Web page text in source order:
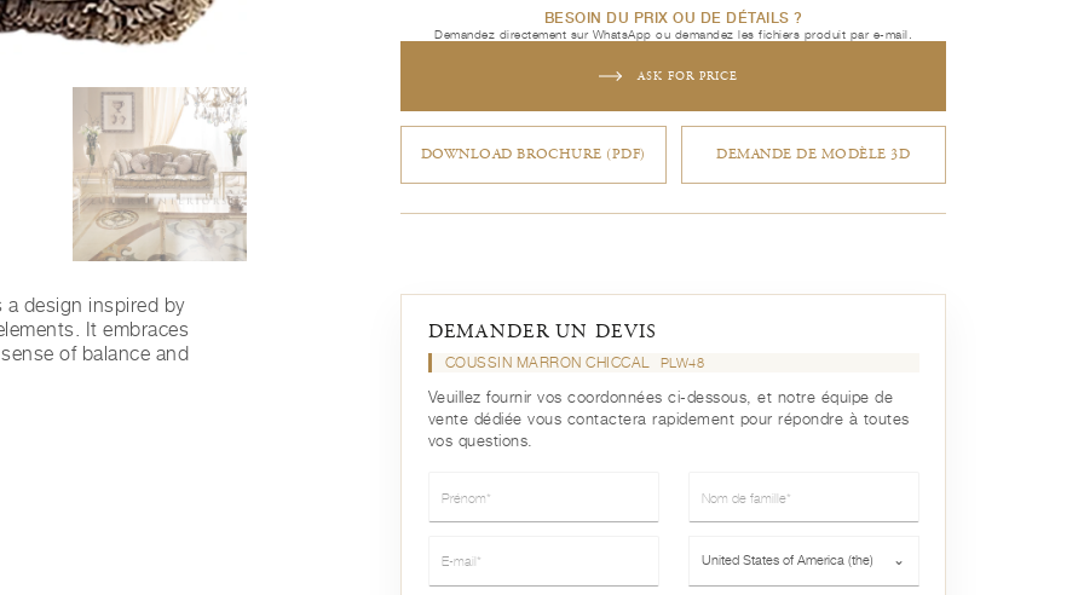
BESOIN DU PRIX OU DE DÉTAILS ?
Demandez directement sur WhatsApp ou demandez les fichiers produit par e-mail.
ASK FOR PRICE
DOWNLOAD BROCHURE (PDF) DEMANDE DE MODÈLE 3D
a design inspired by
It embraces
of balance and
DEMANDER UN DEVIS
COUSSIN MARRON CHICCAL PLW48
Veuillez fournir vos coordonnées ci-dessous, et notre équipe de
vente dédiée vous contactera rapidement pour répondre à toutes
vos questions.
United States of America (the) ⌄